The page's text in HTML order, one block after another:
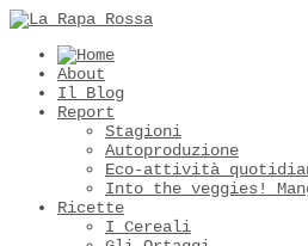
About
Il Blog
Report
Stagioni
Autoproduzione
Eco-attività
Into the veggies!
Ricette
I Cereali